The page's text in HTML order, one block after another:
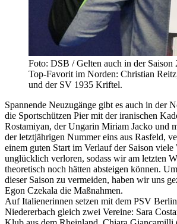
Foto: DSB / Gelten auch in der Saison
Top-Favorit im Norden: Christian
und der SV 1935 Kriftel.
Spannende Neuzugänge gibt es auch in der
die Sportschützen Pier mit der iranischen
Rostamiyan, der Ungarin Miriam Jacko und
der letztjährigen Nummer eins aus Rasfeld,
einem guten Start im Verlauf der Saison viele
unglücklich verloren, sodass wir am letzten
theoretisch noch hätten absteigen können.
dieser Saison zu vermeiden, haben wir uns
Egon Czekala die Maßnahmen.
Auf Italienerinnen setzen mit dem PSV
Niedererbach gleich zwei Vereine: Sara